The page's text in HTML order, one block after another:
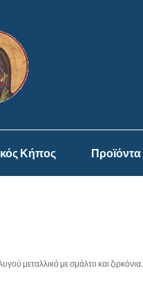
Κήπος Προϊόντα
μεταλλικό με σμάλτο και ζιρκόνια.